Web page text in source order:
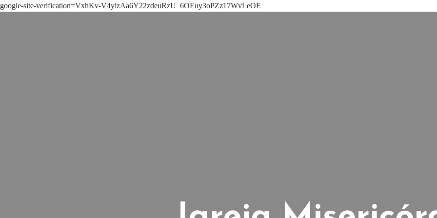
google-site-verification=VxhKv-V4ylzAa6Y22zdeuRzU_6OEuy3oPZz17WvLeOE